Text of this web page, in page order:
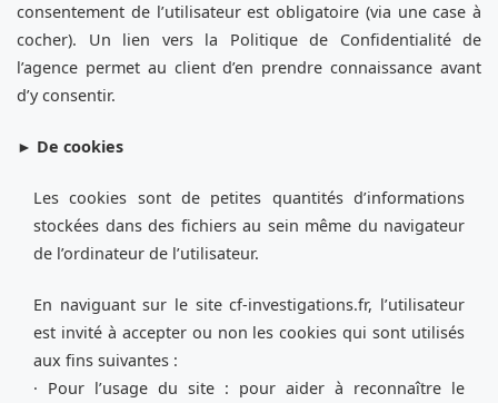
consentement de l’utilisateur est obligatoire (via une case à
cocher). Un lien vers la Politique de Confidentialité de
l’agence permet au client d’en prendre connaissance avant
d’y consentir.
► De cookies
Les cookies sont de petites quantités d’informations
stockées dans des fichiers au sein même du navigateur
de l’ordinateur de l’utilisateur.
En naviguant sur le site cf-investigations.fr, l’utilisateur
est invité à accepter ou non les cookies qui sont utilisés
aux fins suivantes :
· Pour l’usage du site : pour aider à reconnaître le